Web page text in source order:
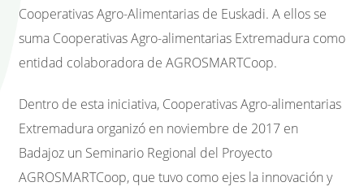
Cooperativas Agro-Alimentarias de Euskadi. A ellos se
suma Cooperativas Agro-alimentarias Extremadura como
entidad colaboradora de AGROSMARTCoop.
Dentro de esta iniciativa, Cooperativas Agro-alimentarias
Extremadura organizó en noviembre de 2017 en
Badajoz un Seminario Regional del Proyecto
AGROSMARTCoop, que tuvo como ejes la innovación y